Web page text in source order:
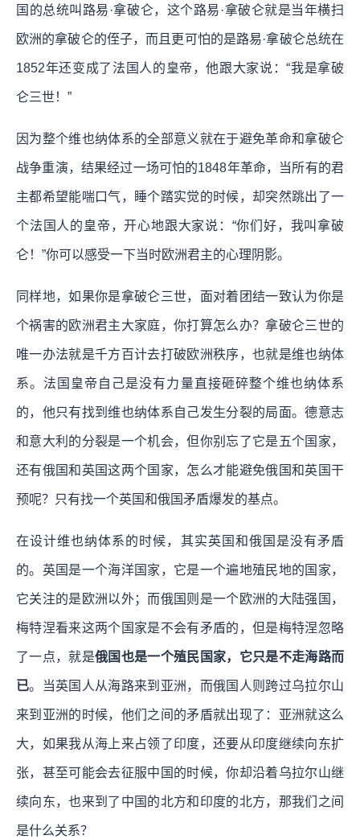
国的总统叫路易·拿破仑，这个路易·拿破仑就是当年横扫
欧洲的拿破仑的侄子，而且更可怕的是路易·拿破仑总统在
1852年还变成了法国人的皇帝，他跟大家说：“我是拿破
仑三世！”
因为整个维也纳体系的全部意义就在于避免革命和拿破仑
战争重演，结果经过一场可怕的1848年革命，当所有的君
主都希望能喘口气，睡个踏实觉的时候，却突然跳出了一
个法国人的皇帝，开心地跟大家说：“你们好，我叫拿破
仑！”你可以感受一下当时欧洲君主的心理阴影。
同样地，如果你是拿破仑三世，面对着团结一致认为你是
个祸害的欧洲君主大家庭，你打算怎么办？拿破仑三世的
唯一办法就是千方百计去打破欧洲秩序，也就是维也纳体
系。法国皇帝自己是没有力量直接砸碎整个维也纳体系
的，他只有找到维也纳体系自己发生分裂的局面。德意志
和意大利的分裂是一个机会，但你别忘了它是五个国家，
还有俄国和英国这两个国家，怎么才能避免俄国和英国干
预呢？只有找一个英国和俄国矛盾爆发的基点。
在设计维也纳体系的时候，其实英国和俄国是没有矛盾
的。英国是一个海洋国家，它是一个遍地殖民地的国家，
它关注的是欧洲以外；而俄国则是一个欧洲的大陆强国，
梅特涅看来这两个国家是不会有矛盾的，但是梅特涅忽略
了一点，就是俄国也是一个殖民国家，它只是不走海路而
已。当英国人从海路来到亚洲，而俄国人则跨过乌拉尔山
来到亚洲的时候，他们之间的矛盾就出现了：亚洲就这么
大，如果我从海上来占领了印度，还要从印度继续向东扩
张，甚至可能会去征服中国的时候，你却沿着乌拉尔山继
续向东，也来到了中国的北方和印度的北方，那我们之间
是什么关系？